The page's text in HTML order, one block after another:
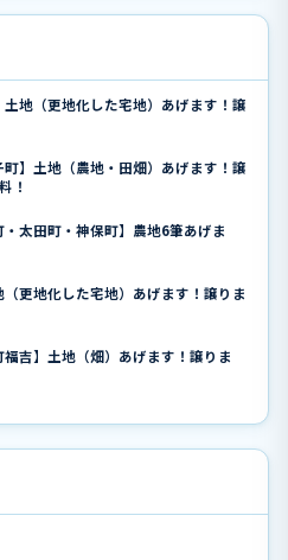
土地（更地化した宅地）あげます！譲
町】土地（農地・田畑）あげます！譲
！
・太田町・神保町】農地6筆あげま
（更地化した宅地）あげます！譲りま
福吉】土地（畑）あげます！譲りま